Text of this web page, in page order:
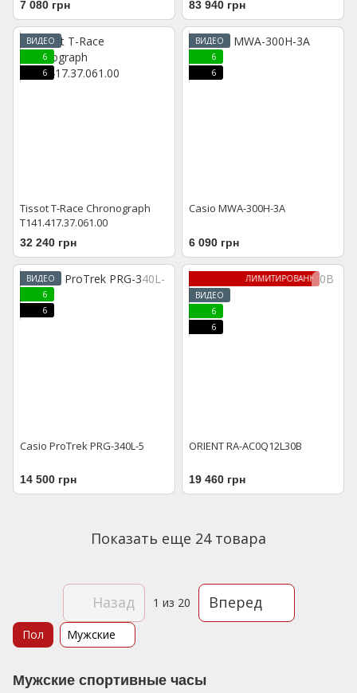
7 080 грн 83 940 грн
ВИДЕО
6
6
Tissot T-Race Chronograph
T141.417.37.061.00
32 240 грн
ВИДЕО
6
6
Casio MWA-300H-3A
6 090 грн
ВИДЕО
6
6
Casio ProTrek PRG-340L-5
14 500 грн
ЛИМИТИРОВАННАЯ МОДЕЛЬ
ВИДЕО
6
6
ORIENT RA-AC0Q12L30B
19 460 грн
Показать еще 24 товара
Назад 1 из 20 Вперед
Мужские спортивные часы
Пол Мужские